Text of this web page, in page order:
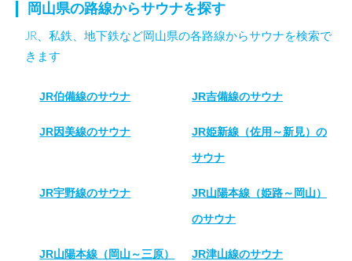
岡山県の路線からサウナを探す
JR、私鉄、地下鉄など岡山県の各路線からサウナを検索で
きます
JR伯備線のサウナ JR吉備線のサウナ
JR因美線のサウナ JR姫新線（佐用～新見）の
サウナ
JR宇野線のサウナ JR山陽本線（姫路～岡山）
のサウナ
JR山陽本線（岡山～三原） JR津山線のサウナ